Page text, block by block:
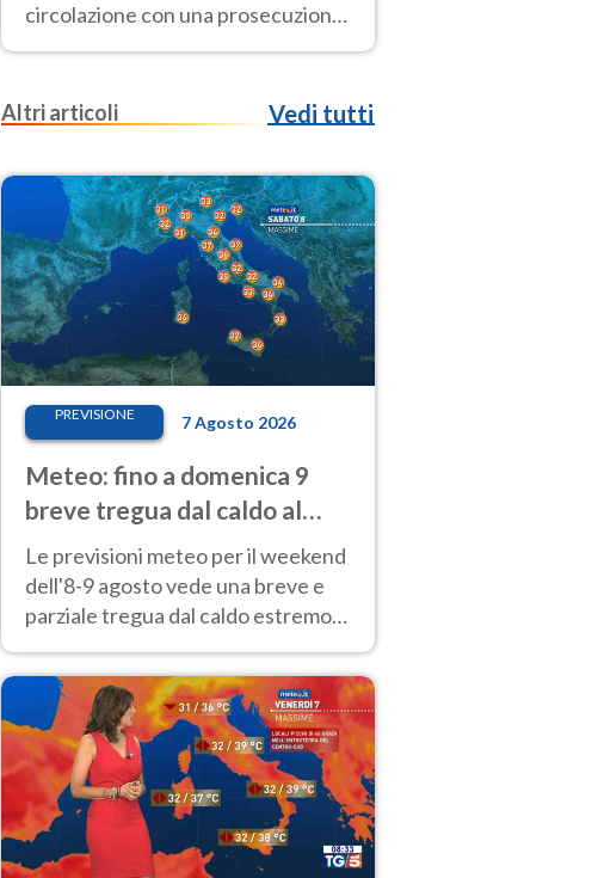
circolazione con una prosecuzione
del caldo fuori scala per molti
Ferragosto
Altri articoli Vedi tutti
PREVISIONE 7 Agosto 2026
Meteo: fino a domenica 9
breve tregua dal caldo al
Nord! Altrove calura e afa
Le previsioni meteo per il weekend
dell'8-9 agosto vede una breve e
parziale tregua dal caldo estremo
40 gradi.